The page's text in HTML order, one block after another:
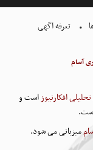
تعرفه اگهی
آسام
افکارنیوزاست و
میزبانی می شود.